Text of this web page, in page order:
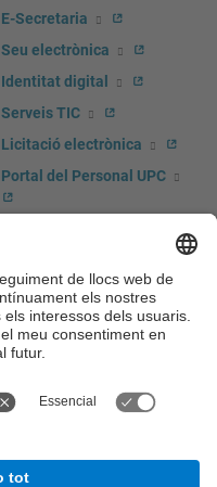
E-Secretaria
Seu electrònica
Identitat digital
Serveis TIC
Licitació electrònica
Portal del Personal UPC
UPCshop, marxandatge
Sala de premsa
Seguretat i salut